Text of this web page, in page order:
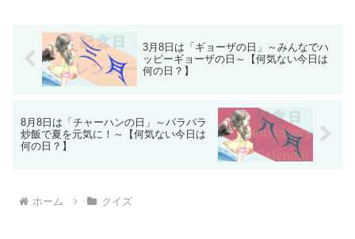
3月8日は「ギョーザの日」～みんなでハ
ッピーギョーザの日～【何気ない今日は
何の日？】
8月8日は「チャーハンの日」～パラパラ
炒飯で夏を元気に！～【何気ない今日は
何の日？】
ホーム クイズ